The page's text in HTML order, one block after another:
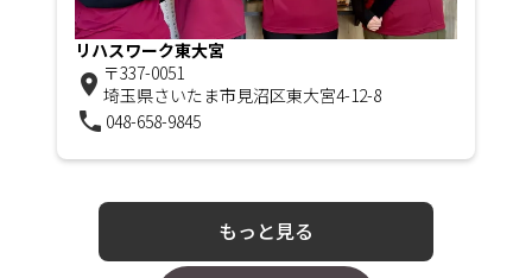
リハスワーク東大宮
room 〒337-0051
埼玉県さいたま市見沼区東大宮4-12-8
phone 048-658-9845
もっと見る